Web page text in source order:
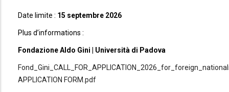
Date limite : 15 septembre 2026
Plus d’informations :
Fondazione Aldo Gini | Università di Padova
APPLICATION FORM.pdf